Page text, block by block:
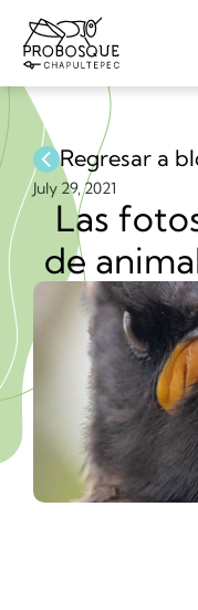
Regresar a
July 29, 2021
Las
de